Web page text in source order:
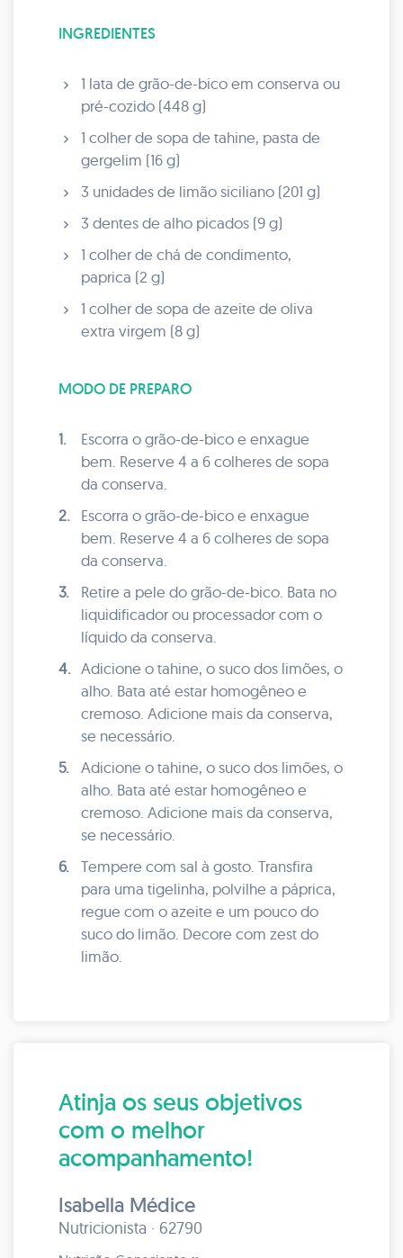
INGREDIENTES
1 lata de grão-de-bico em conserva ou
pré-cozido (448 g)
1 colher de sopa de tahine, pasta de
gergelim (16 g)
3 unidades de limão siciliano (201 g)
3 dentes de alho picados (9 g)
1 colher de chá de condimento,
paprica (2 g)
1 colher de sopa de azeite de oliva
extra virgem (8 g)
MODO DE PREPARO
1.
Escorra o grão-de-bico e enxague
bem. Reserve 4 a 6 colheres de sopa
da conserva.
2.
Escorra o grão-de-bico e enxague
bem. Reserve 4 a 6 colheres de sopa
da conserva.
3.
Retire a pele do grão-de-bico. Bata no
liquidificador ou processador com o
líquido da conserva.
4. Adicione o tahine, o suco dos limões, o
alho. Bata até estar homogêneo e
cremoso. Adicione mais da conserva,
se necessário.
5.
Adicione o tahine, o suco dos limões, o
alho. Bata até estar homogêneo e
cremoso. Adicione mais da conserva,
se necessário.
6.
Tempere com sal à gosto. Transfira
para uma tigelinha, polvilhe a páprica,
regue com o azeite e um pouco do
suco do limão. Decore com zest do
limão.
Atinja os seus objetivos
com o melhor
acompanhamento!
Isabella Médice
Nutricionista · 62790